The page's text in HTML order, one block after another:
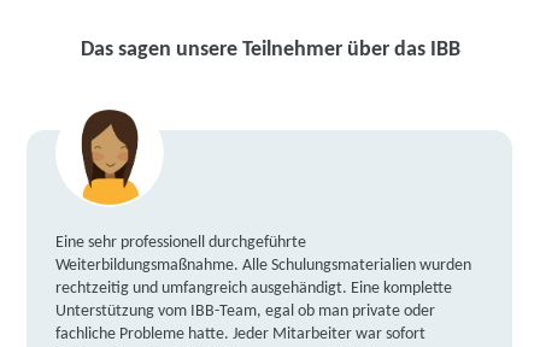
Das sagen unsere Teilnehmer über das IBB
Eine sehr professionell durchgeführte
Weiterbildungsmaßnahme. Alle Schulungsmaterialien wurden
rechtzeitig und umfangreich ausgehändigt. Eine komplette
Unterstützung vom IBB-Team, egal ob man private oder
fachliche Probleme hatte. Jeder Mitarbeiter war sofort